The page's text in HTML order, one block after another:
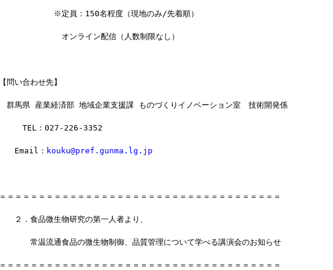
※定員：150名程度（現地のみ/先着順）
オンライン配信（人数制限なし）
【問い合わせ先】
群馬県 産業経済部 地域企業支援課 ものづくりイノベーション室　技術開発係
TEL：027‐226‐3352
Email： kouku@pref.gunma.lg.jp
＝＝＝＝＝＝＝＝＝＝＝＝＝＝＝＝＝＝＝＝＝＝＝＝＝＝＝＝＝＝＝＝＝＝＝＝
２．食品微生物研究の第一人者より、
常温流通食品の微生物制御、品質管理について学べる講演会のお知らせ
＝＝＝＝＝＝＝＝＝＝＝＝＝＝＝＝＝＝＝＝＝＝＝＝＝＝＝＝＝＝＝＝＝＝＝＝